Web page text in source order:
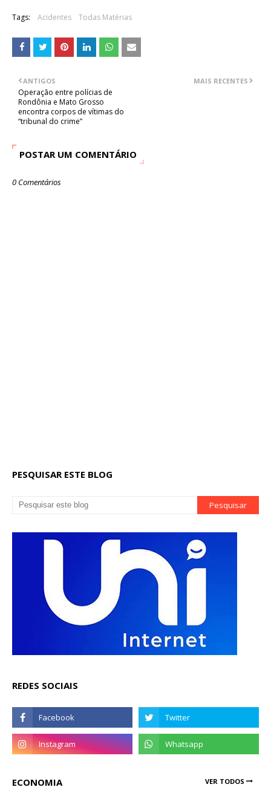
Tags: Acidentes Todas Matérias
MAIS RECENTES
ANTIGOS
Operação entre polícias de
Rondônia e Mato Grosso
encontra corpos de vítimas do
“tribunal do crime”
POSTAR UM COMENTÁRIO
0 Comentários
PESQUISAR ESTE BLOG
REDES SOCIAIS
ECONOMIA VER TODOS